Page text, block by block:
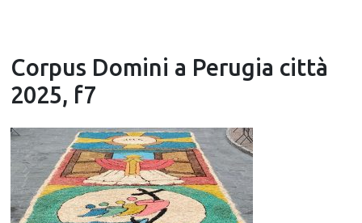
Corpus Domini a Perugia città
2025, f7